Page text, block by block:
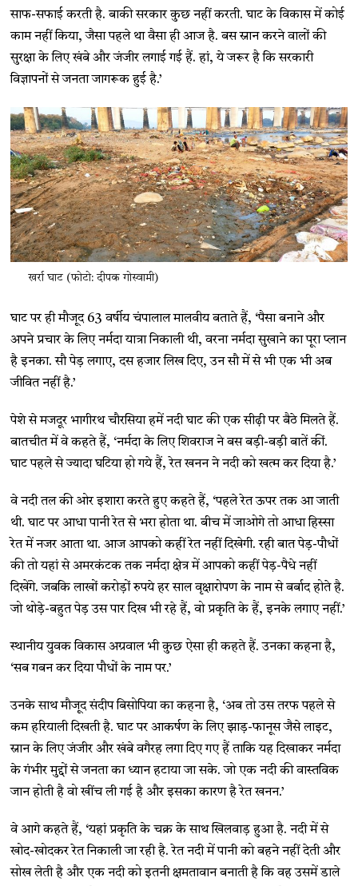
साफ-सफाई करती है. बाकी सरकार कुछ नहीं करती. घाट के विकास में कोई
काम नहीं किया, जैसा पहले था वैसा ही आज है. बस स्नान करने वालों की
सुरक्षा के लिए खंबे और जंजीर लगाई गई हैं. हां, ये जरूर है कि सरकारी
विज्ञापनों से जनता जागरूक हुई है.’
खर्रा घाट (फोटो: दीपक गोस्वामी)
घाट पर ही मौजूद 63 वर्षीय चंपालाल मालवीय बताते हैं, ‘पैसा बनाने और
अपने प्रचार के लिए नर्मदा यात्रा निकाली थी, वरना नर्मदा सुखाने का पूरा प्लान
है इनका. सौ पेड़ लगाए, दस हजार लिख दिए, उन सौ में से भी एक भी अब
जीवित नहीं है.’
पेशे से मजदूर भागीरथ चौरसिया हमें नदी घाट की एक सीढ़ी पर बैठे मिलते हैं.
बातचीत में वे कहते हैं, ‘नर्मदा के लिए शिवराज ने बस बड़ी-बड़ी बातें कीं.
घाट पहले से ज्यादा घटिया हो गये हैं, रेत खनन ने नदी को खत्म कर दिया है.’
वे नदी तल की ओर इशारा करते हुए कहते हैं, ‘पहले रेत ऊपर तक आ जाती
थी. घाट पर आधा पानी रेत से भरा होता था. बीच में जाओगे तो आधा हिस्सा
रेत में नजर आता था. आज आपको कहीं रेत नहीं दिखेगी. रही बात पेड़-पौधों
की तो यहां से अमरकंटक तक नर्मदा क्षेत्र में आपको कहीं पेड़-पैधे नहीं
दिखेंगे. जबकि लाखों करोड़ों रुपये हर साल वृक्षारोपण के नाम से बर्बाद होते है.
जो थोड़े-बहुत पेड़ उस पार दिख भी रहे हैं, वो प्रकृति के हैं, इनके लगाए नहीं.’
स्थानीय युवक विकास अग्रवाल भी कुछ ऐसा ही कहते हैं. उनका कहना है,
‘सब गबन कर दिया पौधों के नाम पर.’
उनके साथ मौजूद संदीप बिसोपिया का कहना है, ‘अब तो उस तरफ पहले से
कम हरियाली दिखती है. घाट पर आकर्षण के लिए झाड़-फानूस जैसे लाइट,
स्नान के लिए जंजीर और खंबे वगैरह लगा दिए गए हैं ताकि यह दिखाकर नर्मदा
के गंभीर मुद्दों से जनता का ध्यान हटाया जा सके. जो एक नदी की वास्तविक
जान होती है वो खींच ली गई है और इसका कारण है रेत खनन.’
वे आगे कहते हैं, ‘यहां प्रकृति के चक्र के साथ खिलवाड़ हुआ है. नदी में से
खोद-खोदकर रेत निकाली जा रही है. रेत नदी में पानी को बहने नहीं देती और
सोख लेती है और एक नदी को इतनी क्षमतावान बनाती है कि वह उसमें डाले